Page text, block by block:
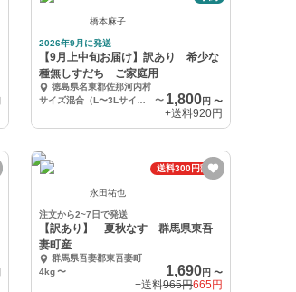
橋本麻子
2026年9月に発送
【9月上中旬お届け】訳あり 希少な
種無しすだち ご家庭用
徳島県名東郡佐那河内村
〜 1,800円 〜
+送料920円
送料300円割引
永田祐也
注文から2~7日で発送
【訳あり】 夏秋なす 群馬県東吾
妻町産
群馬県吾妻郡東吾妻町
4kg〜 1,690円 〜
+送料965円665円